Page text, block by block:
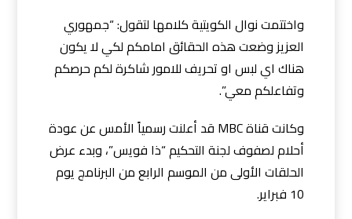
واختتمت نوال الكويتية كلامها لتقول: “جمهوري
العزيز وضعت هذه الحقائق امامكم لكي لا يكون
هناك اي لبس او تحريف للامور شاكرة لكم حرصكم
وتفاعلكم معي”.
وكانت قناة MBC قد أعلنت رسمياً الأمس عن عودة
أحلام لصفوف لجنة التحكيم “ذا فويس”، وبدء عرض
الحلقات الأولى من الموسم الرابع من البرنامج يوم
10 فبراير.